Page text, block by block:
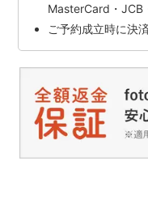
MasterCard・JCB
ご予約成立時に決